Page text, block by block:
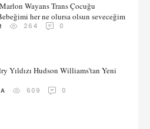
Wayans Trans Çocuğu
her ne olursa olsun seveceğim
264 0
Yıldızı Hudson Williams’tan Yeni
609 0